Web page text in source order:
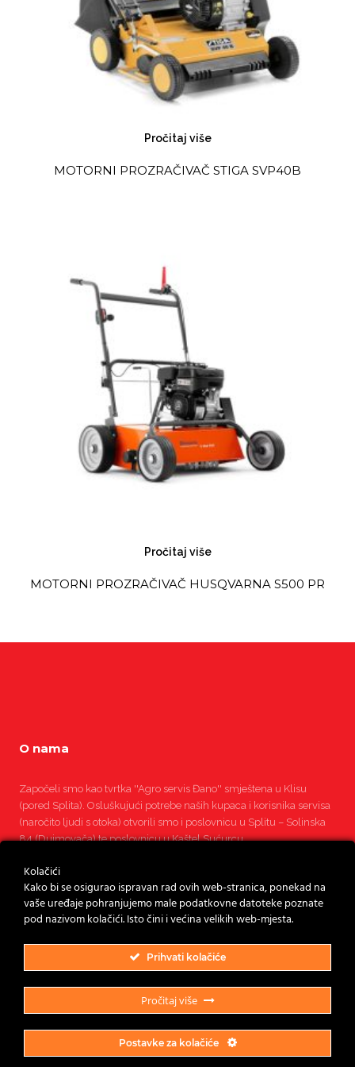
Pročitaj više
MOTORNI PROZRAČIVAČ STIGA SVP40B
Pročitaj više
MOTORNI PROZRAČIVAČ HUSQVARNA S500 PR
O nama
Započeli smo kao tvrtka ''Agro servis Đano'' smještena u Klisu
(pored Splita). Osluškujući potrebe naših kupaca i korisnika servisa
(naročito ljudi s otoka) otvorili smo i poslovnicu u Splitu – Solinska
84 (Dujmovača) te poslovnicu u Kaštel Sućurcu.
Pročitajte više
Kolačići
Kako bi se osigurao ispravan rad ovih web-stranica, ponekad na
vaše uređaje pohranjujemo male podatkovne datoteke poznate
pod nazivom kolačići. Isto čini i većina velikih web-mjesta.
Prihvati kolačiće
Pročitaj više
Postavke za kolačiće